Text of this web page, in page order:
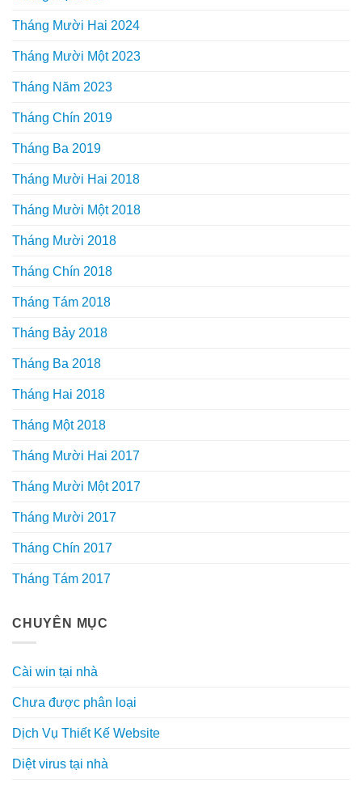
Tháng Mười Hai 2024
Tháng Mười Một 2023
Tháng Năm 2023
Tháng Chín 2019
Tháng Ba 2019
Tháng Mười Hai 2018
Tháng Mười Một 2018
Tháng Mười 2018
Tháng Chín 2018
Tháng Tám 2018
Tháng Bảy 2018
Tháng Ba 2018
Tháng Hai 2018
Tháng Một 2018
Tháng Mười Hai 2017
Tháng Mười Một 2017
Tháng Mười 2017
Tháng Chín 2017
Tháng Tám 2017
CHUYÊN MỤC
Cài win tại nhà
Chưa được phân loại
Dịch Vụ Thiết Kế Website
Diệt virus tại nhà